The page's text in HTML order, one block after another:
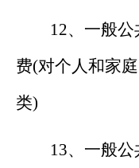
1 2、一般
费(对个人和家
类)
13、一般